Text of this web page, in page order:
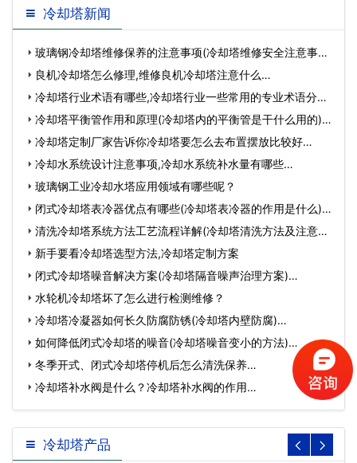
冷却塔新闻
玻璃钢冷却塔维修保养的注意事项(冷却塔维修安全注意事项)
… 良机冷却塔怎么修理,维修良机冷却塔注意什么…
冷却塔行业术语有哪些,冷却塔行业一些常用的专业术语分
享…冷却塔平衡管作用和原理(冷却塔内的平衡管是干什么用的)…
冷却塔定制厂家告诉你冷却塔要怎么去布置摆放比较好…
冷却水系统设计注意事项,冷却水系统补水量有哪些…
玻璃钢工业冷却水塔应用领域有哪些呢？
闭式冷却塔表冷器优点有哪些(冷却塔表冷器的作用是什么)…
清洗冷却塔系统方法工艺流程详解(冷却塔清洗方法及注意细
节…新手要看冷却塔选型方法,冷却塔定制方案
闭式冷却塔噪音解决方案(冷却塔隔音噪声治理方案)…
水轮机冷却塔坏了怎么进行检测维修？
冷却塔冷凝器如何长久防腐防锈(冷却塔内壁防腐)…
如何降低闭式冷却塔的噪音(冷却塔噪音变小的方法)…
冬季开式、闭式冷却塔停机后怎么清洗保养…
冷却塔补水阀是什么？冷却塔补水阀的作用…
冷却塔产品